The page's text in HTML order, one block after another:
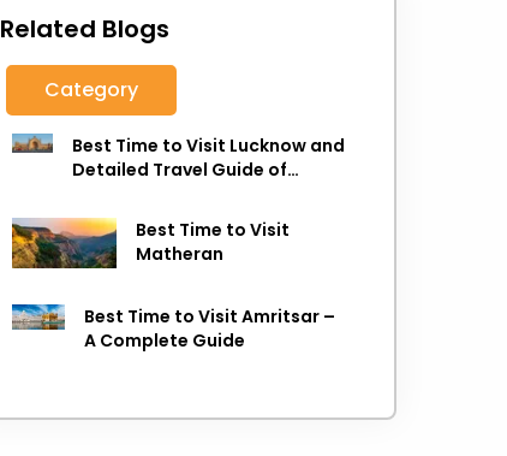
Related Blogs
Category
Best Time to Visit Lucknow and
Detailed Travel Guide of
Best Time to Visit
Matheran
Best Time to Visit Amritsar –
A Complete Guide